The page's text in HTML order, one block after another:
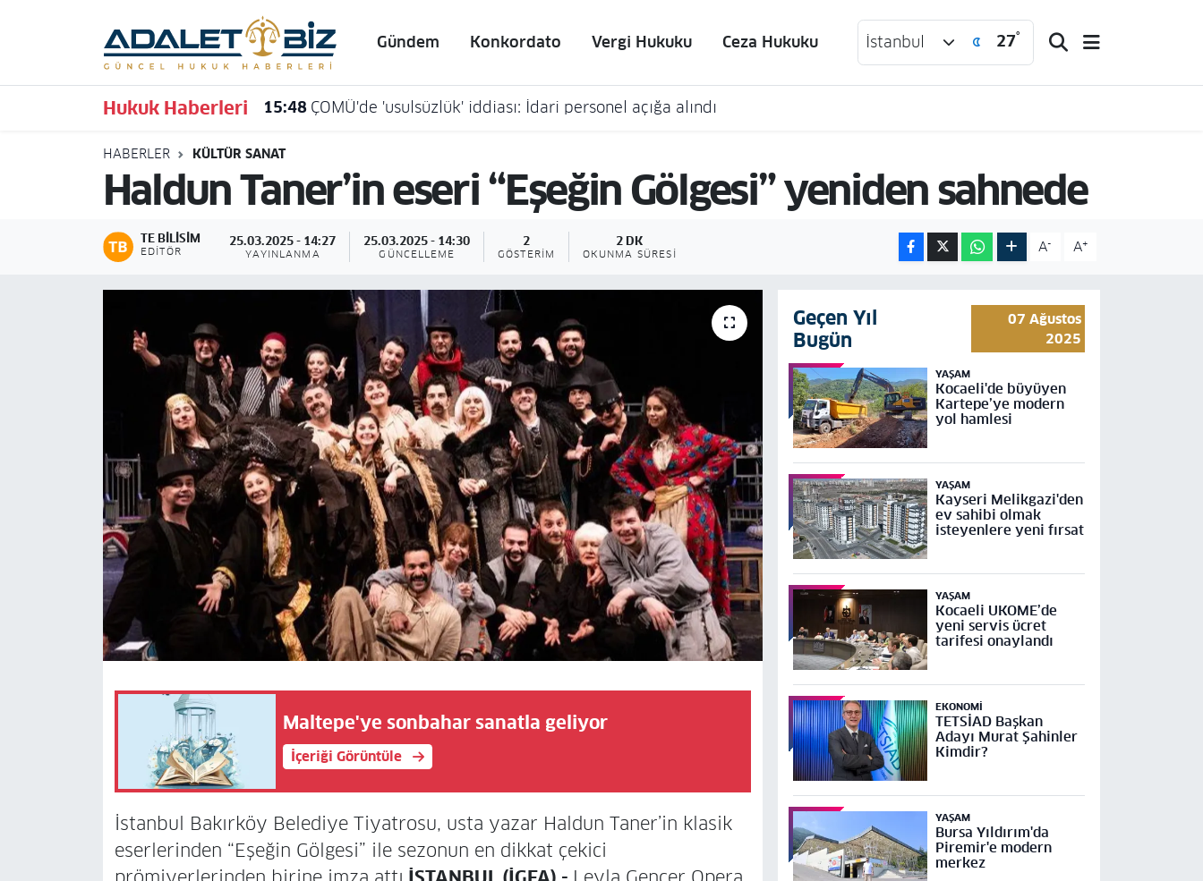
Gündem Konkordato Vergi Hukuku Ceza Hukuku İstanbul 27°
Hukuk Haberleri 15:48 ÇOMÜ'de 'usulsüzlük' iddiası: İdari personel açığa alındı
HABERLER KÜLTÜR SANAT
Haldun Taner’in eseri “Eşeğin Gölgesi” yeniden sahnede
TE BILISIM
EDITÖR
25.03.2025 - 14:27
YAYINLANMA
25.03.2025 - 14:30
GÜNCELLEME
2
GÖSTERIM
2 DK
OKUNMA SÜRESI A- A+
Maltepe'ye sonbahar sanatla geliyor
İçeriği Görüntüle
İstanbul Bakırköy Belediye Tiyatrosu, usta yazar Haldun Taner’in klasik
eserlerinden “Eşeğin Gölgesi” ile sezonun en dikkat çekici
Geçen Yıl
Bugün
07 Ağustos
2025
YAŞAM
Kocaeli'de büyüyen
Kartepe’ye modern
yol hamlesi
YAŞAM
Kayseri Melikgazi'den
ev sahibi olmak
isteyenlere yeni fırsat
YAŞAM
Kocaeli UKOME’de
yeni servis ücret
tarifesi onaylandı
EKONOMI
TETSİAD Başkan
Adayı Murat Şahinler
Kimdir?
YAŞAM
Bursa Yıldırım'da
Piremir'e modern
merkez
Hava Durumu
Trafik Durumu
Süper Lig Puan Durumu ve Fikstür
Tüm Manşetler
Son Dakika Haberleri
Haber Arşivi